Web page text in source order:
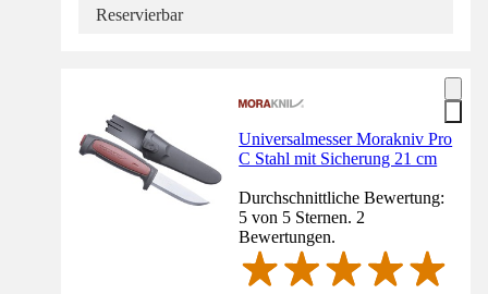
Reservierbar
Universalmesser Morakniv Pro
C Stahl mit Sicherung 21 cm
Durchschnittliche Bewertung:
5 von 5 Sternen. 2
Bewertungen.